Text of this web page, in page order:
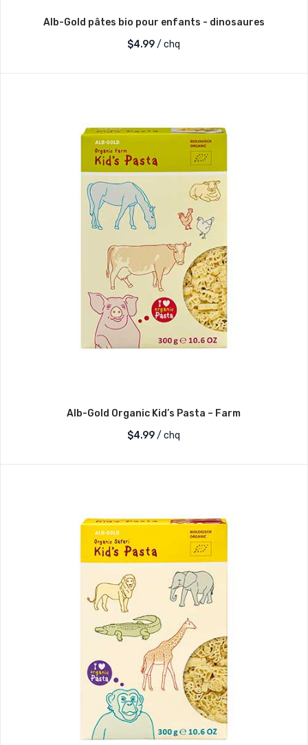
Alb-Gold pâtes bio pour enfants - dinosaures
$4.99/ chq
Alb-Gold Organic Kid’s Pasta – Farm
$4.99/ chq